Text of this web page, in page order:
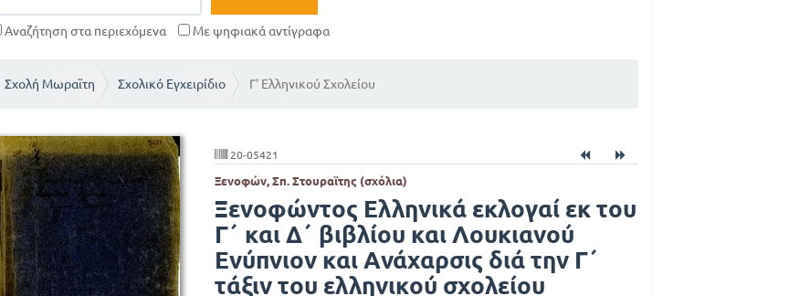
Αναζήτηση στα περιεχόμενα Με ψηφιακά αντίγραφα
Σχολή Μωραϊτη Σχολικό Εγχειρίδιο Γ' Ελληνικού Σχολείου
20-05421
Ξενοφών, Σπ. Στουραϊτης (σχόλια)
Ξενοφώντος Ελληνικά εκλογαί εκ του
Γ΄ και Δ΄ βιβλίου και Λουκιανού
Ενύπνιον και Ανάχαρσις διά την Γ΄
τάξιν του ελληνικού σχολείου